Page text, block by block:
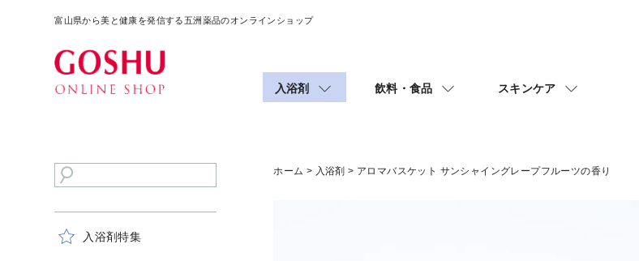
富山県から美と健康を発信する五洲薬品のオンラインショップ
入浴剤 飲料・食品 スキンケア
入浴剤特集
ホーム > 入浴剤 > アロマバスケット サンシャイングレープフルーツの香り